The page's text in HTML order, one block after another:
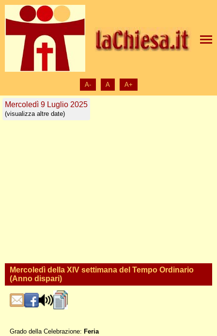
A- A A+
Mercoledì 9 Luglio 2025
(visualizza altre date)
Mercoledì della XIV settimana del Tempo Ordinario
(Anno dispari)
Grado della Celebrazione: Feria